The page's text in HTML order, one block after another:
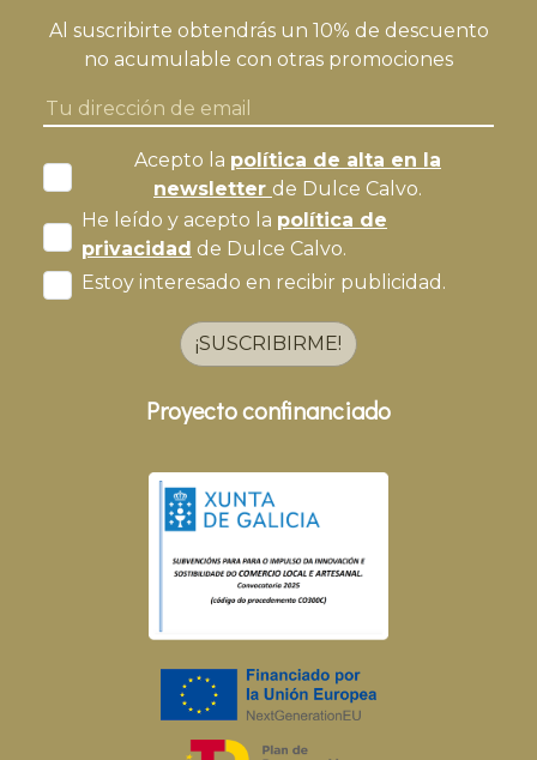
Al suscribirte obtendrás un 10% de descuento
no acumulable con otras promociones
Acepto la política de alta en la
newsletter de Dulce Calvo.
He leído y acepto la política de
privacidad de Dulce Calvo.
Estoy interesado en recibir publicidad.
¡SUSCRIBIRME!
Proyecto confinanciado